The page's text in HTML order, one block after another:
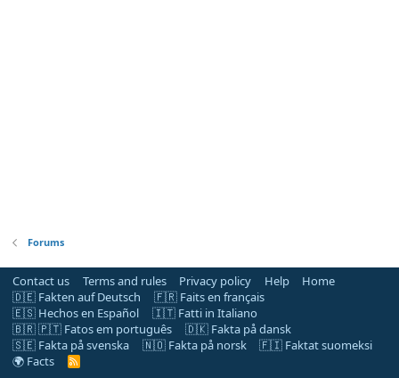
Forums
Contact us Terms and rules Privacy policy Help
Home
🇩🇪 Fakten auf Deutsch
🇫🇷 Faits en français
🇪🇸 Hechos en Español
🇮🇹 Fatti in Italiano
🇧🇷 🇵🇹 Fatos em português
🇩🇰 Fakta på dansk
🇸🇪 Fakta på svenska
🇳🇴 Fakta på norsk
🇫🇮 Faktat suomeksi
🌍 Facts
R